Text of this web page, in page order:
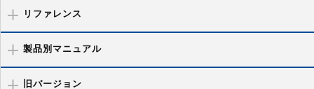
リファレンス
製品別マニュアル
旧バージョン